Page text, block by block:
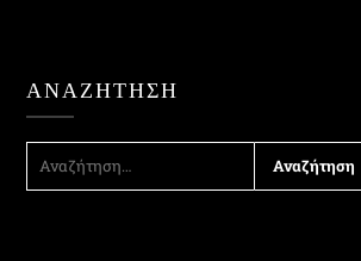
ΑΝΑΖΉΤΗΣΗ
ΑΝΑΖΉΤΗΣΗ
ΓΙΑ: